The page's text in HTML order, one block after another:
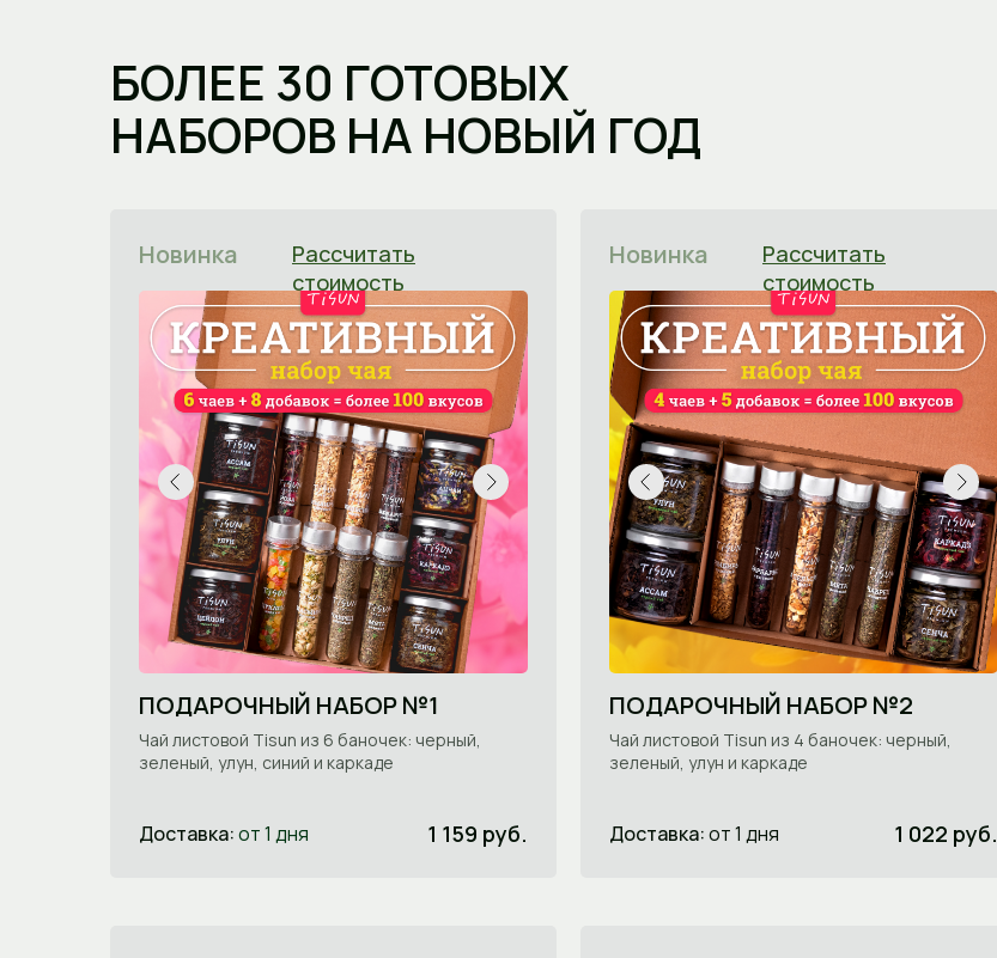
БОЛЕЕ 30 ГОТОВЫХ
НАБОРОВ НА НОВЫЙ ГОД
Новинка
Рассчитать
стоимость
ПОДАРОЧНЫЙ НАБОР №1
Чай листовой Tisun из 6 баночек: черный,
зеленый, улун, синий и каркаде
Доставка:от 1 дня 1 159 руб.
Новинка
Рассчитать
стоимость
ПОДАРОЧНЫЙ НАБОР №2
Чай листовой Tisun из 4 баночек: черный,
зеленый, улун и каркаде
Доставка:от 1 дня 1 022 руб.